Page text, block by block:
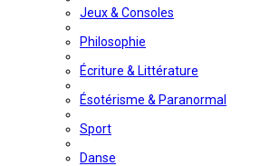
Jeux & Consoles
Philosophie
Écriture & Littérature
Ésotérisme & Paranormal
Sport
Danse